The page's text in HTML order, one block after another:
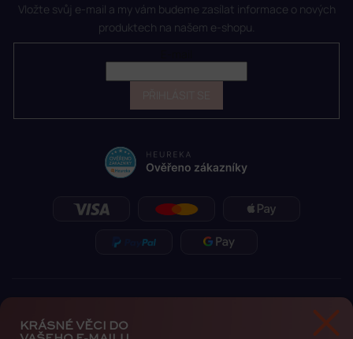
Vložte svůj e-mail a my vám budeme zasílat informace o nových
produktech na našem e-shopu.
KRÁSNÉ VĚCI DO